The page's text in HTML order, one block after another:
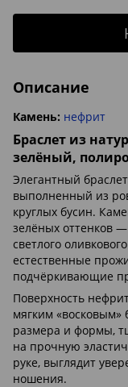
Описание
Камень: нефрит
Браслет из
зелёный,
Элегантный
выполненный из
круглых бусин.
зелёных оттенков —
светлого
естественные
подчёркивающие
Поверхность
мягким «восковым»
размера и формы,
на прочную
руке, выглядит
ношения.